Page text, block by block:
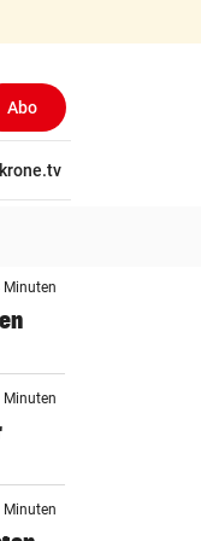
Abo
krone.tv
Minuten
Minuten
Minuten